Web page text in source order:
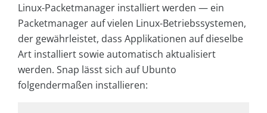
Linux-Packetmanager installiert werden — ein
Packetmanager auf vielen Linux-Betriebssystemen,
der gewährleistet, dass Applikationen auf dieselbe
Art installiert sowie automatisch aktualisiert
werden. Snap lässt sich auf Ubunto
folgendermaßen installieren: